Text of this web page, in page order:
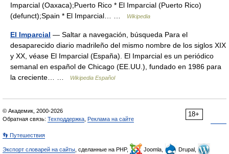
Imparcial (Oaxaca);Puerto Rico * El Imparcial (Puerto Rico)
(defunct);Spain * El Imparcial… …
Wikipedia
El Imparcial — Saltar a navegación, búsqueda Para el
desaparecido diario madrileño del mismo nombre de los siglos XIX
y XX, véase El Imparcial (España). El Imparcial es un periódico
semanal en español de Chicago (EE.UU.), fundado en 1986 para
la creciente… …
Wikipedia Español
18+
© Академик, 2000-2026
Обратная связь: Техподдержка Реклама на сайте
👣 Путешествия
Экспорт словарей на сайты , сделанные на PHP, Joomla,
Drupal,